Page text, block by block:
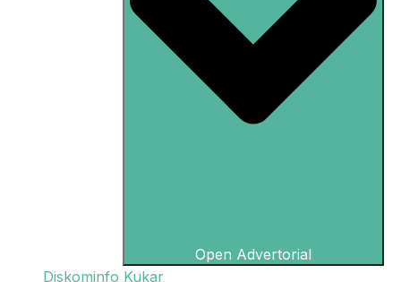
Open Advertorial
Diskominfo Kukar